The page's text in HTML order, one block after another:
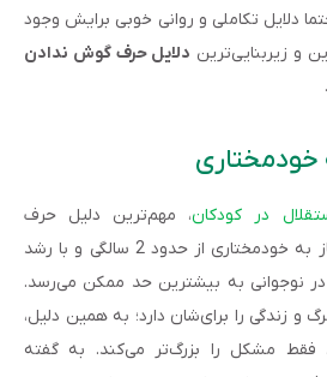
تکاملی و روانی خوبی برایش وجود
و زیربنایی‌ترین دلایل حرف گوش ندادن
خودمختاری
در کودکان، مهم‌ترین دلیل حرف
گوش‌نکردن آن‌ها است. نیاز به خودمختاری از حدود 2 سالگی و با رشد
نوجوانی به بیشترین حد ممکن می‌رسد.
و زندگی را برای‌شان دارد؛ به همین دلیل،
فقط مشکل را بزرگ‌تر می‌کند. به گفته